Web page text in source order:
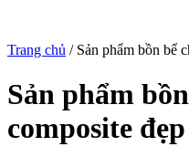
Trang chủ / Sản phẩm bồn bể
Sản phẩm
composite